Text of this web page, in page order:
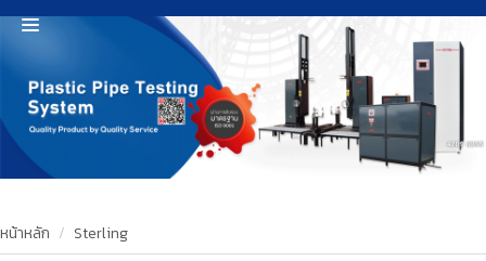
HOME
PRODUCT
OUR CLIENTS
OUR WORKS
หน้าหลัก Sterling